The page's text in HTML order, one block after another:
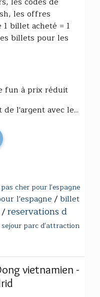
les offres
billet acheté = 1
billets pour les
fun à prix réduit
l'argent avec le...
cher pour l'espagne
l'espagne/billet
/reservations d
sejour parc d'attraction
vietnamien -